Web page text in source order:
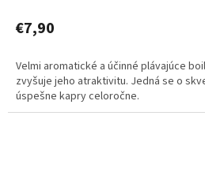
€7,90
Velmi aromatické a účinné plávajúce
zvyšuje jeho atraktivitu. Jedná se o
úspešne kapry celoročne.